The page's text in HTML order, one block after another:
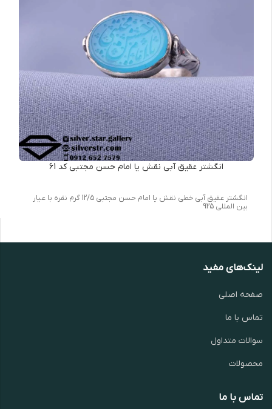
انگشتر عقیق آبی نقش یا امام حسن مجتبی کد 61
انگشتر عقیق آبی خطی نقش یا امام حسن مجتبی 12/5 گرم نقره با عیار
بین المللی 925
لینک‌های مفید
صفحه اصلی
تماس با ما
سوالات متداول
محصولات
تماس با ما